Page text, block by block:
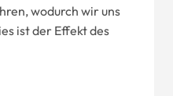
wodurch wir uns
ist der Effekt des